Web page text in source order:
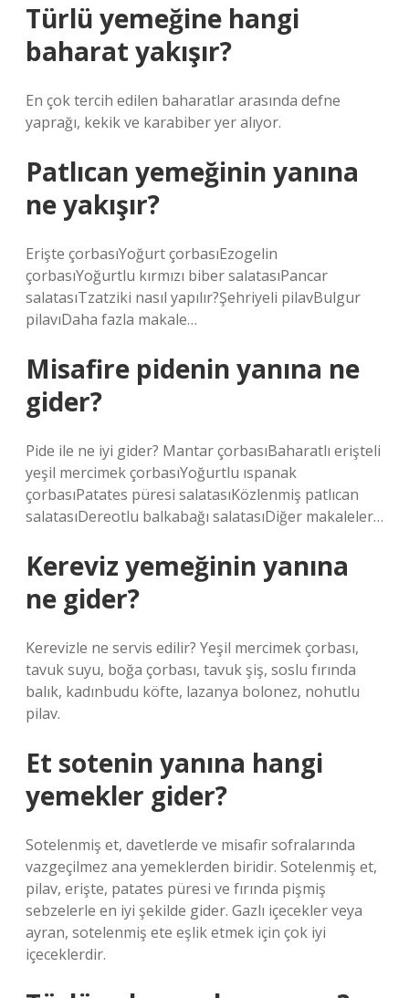
Türlü yemeğine hangi
baharat yakışır?
En çok tercih edilen baharatlar arasında defne
yaprağı, kekik ve karabiber yer alıyor.
Patlıcan yemeğinin yanına
ne yakışır?
Erişte çorbasıYoğurt çorbasıEzogelin
çorbasıYoğurtlu kırmızı biber salatasıPancar
salatasıTzatziki nasıl yapılır?Şehriyeli pilavBulgur
pilavıDaha fazla makale…
Misafire pidenin yanına ne
gider?
Pide ile ne iyi gider? Mantar çorbasıBaharatlı erişteli
yeşil mercimek çorbasıYoğurtlu ıspanak
çorbasıPatates püresi salatasıKözlenmiş patlıcan
salatasıDereotlu balkabağı salatasıDiğer makaleler…
Kereviz yemeğinin yanına
ne gider?
Kerevizle ne servis edilir? Yeşil mercimek çorbası,
tavuk suyu, boğa çorbası, tavuk şiş, soslu fırında
balık, kadınbudu köfte, lazanya bolonez, nohutlu
pilav.
Et sotenin yanına hangi
yemekler gider?
Sotelenmiş et, davetlerde ve misafir sofralarında
vazgeçilmez ana yemeklerden biridir. Sotelenmiş et,
pilav, erişte, patates püresi ve fırında pişmiş
sebzelerle en iyi şekilde gider. Gazlı içecekler veya
ayran, sotelenmiş ete eşlik etmek için çok iyi
içeceklerdir.